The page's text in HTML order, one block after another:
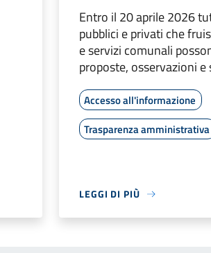
Entro il 20 aprile 2026
pubblici e privati che
e servizi comunali
proposte, osservazioni
Accesso all'informazione
Trasparenza amministrativa
LEGGI DI PIÙ